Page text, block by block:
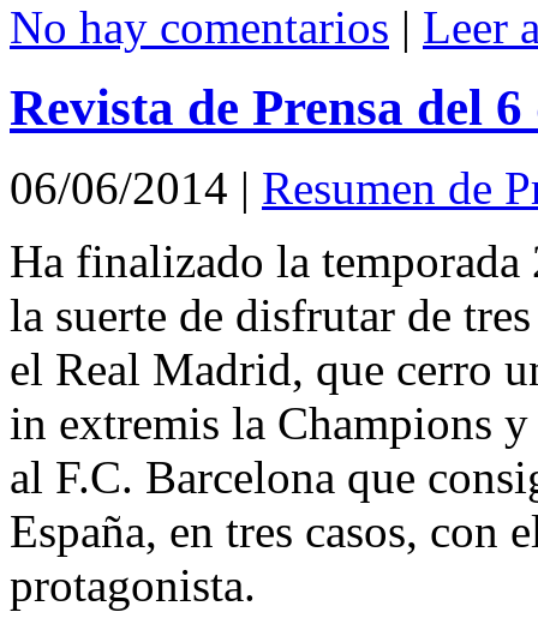
No hay comentarios | Leer
Revista de Prensa del
06/06/2014 | Resumen de
Ha finalizado la
la suerte de disfrutar de
el Real Madrid, que cerro
in extremis la Champions
al F.C. Barcelona que
España, en tres casos,
protagonista.